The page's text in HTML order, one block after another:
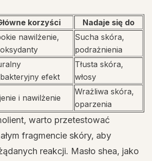
korzyści
Nadaje się do
nawilżenie,
Sucha skóra,
podrażnienia
efekt
Tłusta skóra,
włosy
i nawilżenie
Wrażliwa skóra,
oparzenia
warto przetestować
fragmencie skóry, aby
reakcji. Masło shea, jako